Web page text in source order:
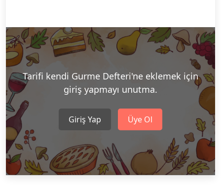
Tarifi kendi Gurme Defteri'ne eklemek için
giriş yapmayı unutma.
Giriş Yap Üye Ol